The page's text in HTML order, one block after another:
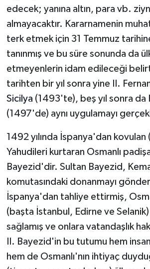
edecek; yanına altın, para vb.
almayacaktır. Kararnamenin
terk etmek için 31 Temmuz
tanınmış ve bu süre sonunda da
etmeyenlerin idam edileceği
tarihten bir yıl sonra yine II.
Sicilya (1493'te), beş yıl sonra da
(1497'de) aynı uygulamayı
1492 yılında İspanya'dan kovulan
Yahudileri kurtaran Osmanlı
Bayezid'dir. Sultan Bayezid,
komutasındaki donanmayı
İspanya'dan tahliye ettirmiş,
(başta İstanbul, Edirne ve
sağlamış ve onlara vatandaşlık
II. Bayezid'in bu tutumu hem
hem de Osmanlı'nın ihtiyaç